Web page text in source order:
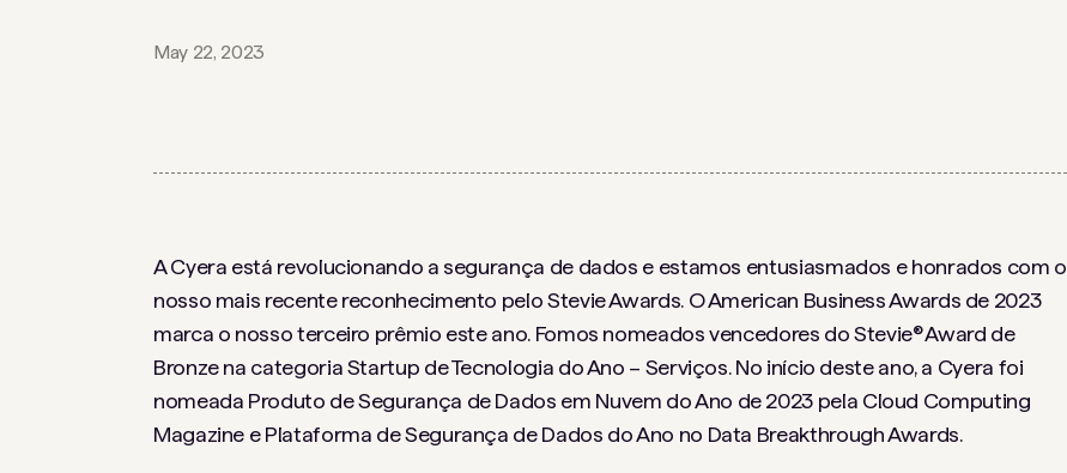
May 22, 2023
A Cyera está revolucionando a segurança de dados e estamos entusiasmados e honrados com o
nosso mais recente reconhecimento pelo Stevie Awards. O American Business Awards de 2023
marca o nosso terceiro prêmio este ano. Fomos nomeados vencedores do Stevie® Award de
Bronze na categoria Startup de Tecnologia do Ano – Serviços. No início deste ano, a Cyera foi
nomeada Produto de Segurança de Dados em Nuvem do Ano de 2023 pela Cloud Computing
Magazine e Plataforma de Segurança de Dados do Ano no Data Breakthrough Awards.